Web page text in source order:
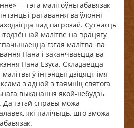
— гэта малітоўны абавязак
ратавання ва ўлонні
пад пагрозай. Сутнасць
малітве на працягу
гэтая малітва ва
Пана і заканчваецца ва
Пана Езуса. Складаецца
ў інтэнцыі дзіцяці, імя
з адной з таямніц святога
выканання якой-небудзь
Да гэтай справы можа
які палічыць, што зможа